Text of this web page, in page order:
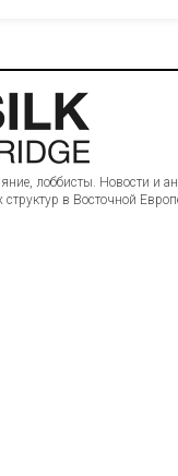
лоббисты. Новости и
структур в Восточной